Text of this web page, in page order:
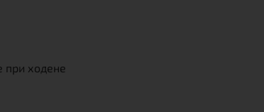
при ходене